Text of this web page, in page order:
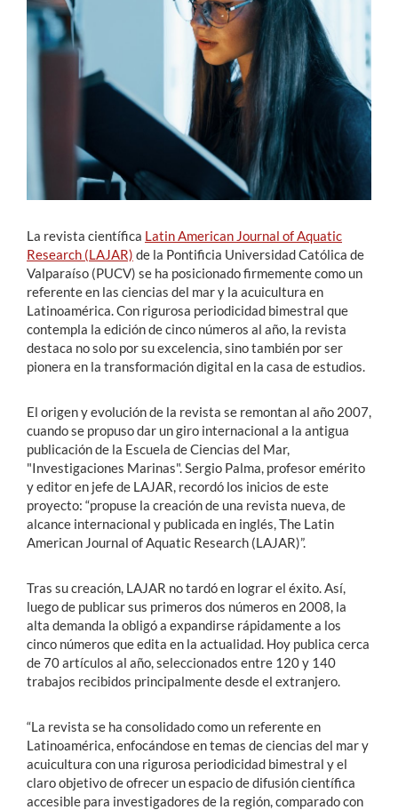
Académicos
Funcionarios
English
La revista científica Latin American Journal of Aquatic
Research (LAJAR) de la Pontificia Universidad Católica de
Valparaíso (PUCV) se ha posicionado firmemente como un
referente en las ciencias del mar y la acuicultura en
Latinoamérica. Con rigurosa periodicidad bimestral que
contempla la edición de cinco números al año, la revista
destaca no solo por su excelencia, sino también por ser
pionera en la transformación digital en la casa de estudios.
El origen y evolución de la revista se remontan al año 2007,
cuando se propuso dar un giro internacional a la antigua
publicación de la Escuela de Ciencias del Mar,
"Investigaciones Marinas". Sergio Palma, profesor emérito
y editor en jefe de LAJAR, recordó los inicios de este
proyecto: “propuse la creación de una revista nueva, de
alcance internacional y publicada en inglés, The Latin
American Journal of Aquatic Research (LAJAR)”.
Tras su creación, LAJAR no tardó en lograr el éxito. Así,
luego de publicar sus primeros dos números en 2008, la
alta demanda la obligó a expandirse rápidamente a los
cinco números que edita en la actualidad. Hoy publica cerca
de 70 artículos al año, seleccionados entre 120 y 140
trabajos recibidos principalmente desde el extranjero.
“La revista se ha consolidado como un referente en
Latinoamérica, enfocándose en temas de ciencias del mar y
acuicultura con una rigurosa periodicidad bimestral y el
claro objetivo de ofrecer un espacio de difusión científica
accesible para investigadores de la región, comparado con